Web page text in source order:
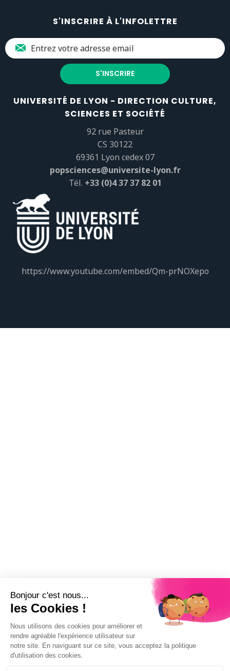
S'INSCRIRE À L'INFOLETTRE
UNIVERSITÉ DE LYON - DIRECTION CULTURE,
SCIENCES ET SOCIÉTÉ
92 rue Pasteur
CS 30122
69361 Lyon cedex 07
popsciences@universite-lyon.fr
Tél. +33 (0)4 37 37 82 01
https://www.youtube.com/embed/Qm-prNOXepo